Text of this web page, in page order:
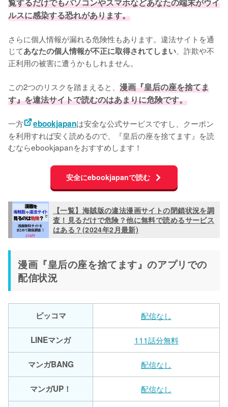
覧するだけでもパソコンやスマホなどあなたの端末がウイ
ルスに感染する恐れがあります。
さらに個人情報が漏れる危険性もあります。違法サイトを通
じてあなたの個人情報が不正に取得されてしまい 、詐欺や不
正利用の被害に遭うかもしれません。
この2つのリスクを踏まえると、 漫画『皇后の座を捨てま
す』を違法サイトで読むのはあまりに危険です。
一方 ebookjapanは安全な公式サービスですし、クーポン
を利用すれば安く読めるので、『皇后の座を捨てます』を読
むならebookjapanをおすすめします！
安全にebookjapanで読む
【一覧】海賊版の違法漫画サイトの閉鎖状況を調
査！見るだけで危険？他に無料で読めるサービス
はある？(2024年2月最新)
漫画『皇后の座を捨てます』のアプリでの
配信状況
ピッコマ 配信なし
LINEマンガ 111話分無料
マンガBANG 配信なし
マンガUP！ 配信なし